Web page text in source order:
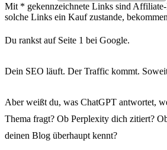
Mit * gekennzeichnete Links sind
solche Links ein Kauf zustande,
Du rankst auf Seite 1 bei Google.
Dein SEO läuft. Der Traffic kommt.
Aber weißt du, was ChatGPT antwortet,
Thema fragt? Ob Perplexity dich zitiert?
deinen Blog überhaupt kennt?